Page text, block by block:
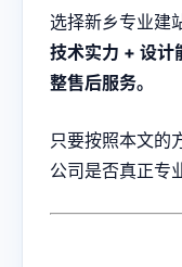
选择新乡专业建
技术实力 + 设计
整售后服务。
只要按照本文的
公司是否真正专